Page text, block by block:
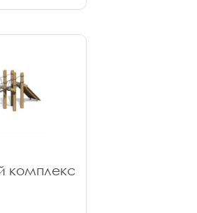
комплекс